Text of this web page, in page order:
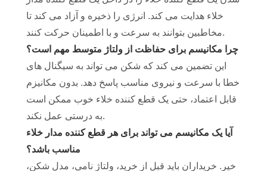
خلاء هدایت می کند. انرژی را ذخیره و آزاد می کند تا
مخاطبین بتوانند به سرعت و با اطمینان حرکت کنند.
چرا مکانیسم برای حفاظت از ولتاژ متوسط ​​مهم است؟
این تضمین می کند که شکن می تواند به سیگنال های
خطا با سرعت و نیروی مناسب پاسخ دهد. بدون مکانیزم
قابل اعتماد، حتی یک قطع کننده خلاء خوب ممکن است
به درستی عمل نکند.
آیا یک مکانیسم می تواند برای هر قطع کننده مدار خلاء
مناسب باشد؟
خیر. خریداران باید قبل از خرید، ولتاژ نامی، مدل شکن،